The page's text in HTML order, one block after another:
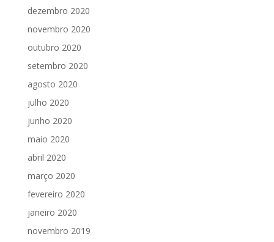
dezembro 2020
novembro 2020
outubro 2020
setembro 2020
agosto 2020
julho 2020
junho 2020
maio 2020
abril 2020
março 2020
fevereiro 2020
janeiro 2020
novembro 2019